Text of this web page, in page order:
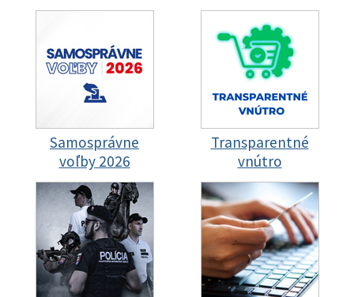
Samosprávne
voľby 2026
Transparentné
vnútro